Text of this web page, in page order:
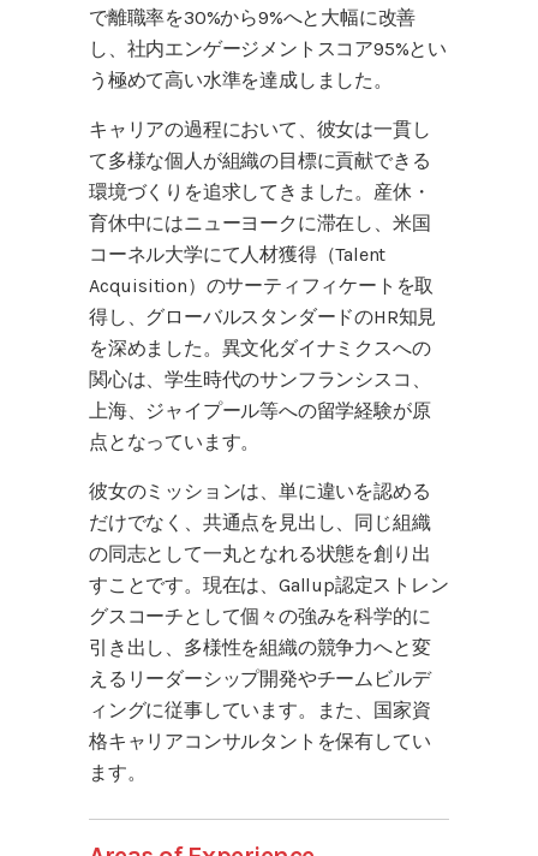
で離職率を30%から9%へと大幅に改善
し、社内エンゲージメントスコア95%とい
う極めて高い水準を達成しました。
キャリアの過程において、彼女は一貫し
て多様な個人が組織の目標に貢献できる
環境づくりを追求してきました。産休・
育休中にはニューヨークに滞在し、米国
コーネル大学にて人材獲得（Talent
Acquisition）のサーティフィケートを取
得し、グローバルスタンダードのHR知見
を深めました。異文化ダイナミクスへの
関心は、学生時代のサンフランシスコ、
上海、ジャイプール等への留学経験が原
点となっています。
彼女のミッションは、単に違いを認める
だけでなく、共通点を見出し、同じ組織
の同志として一丸となれる状態を創り出
すことです。現在は、Gallup認定ストレン
グスコーチとして個々の強みを科学的に
引き出し、多様性を組織の競争力へと変
えるリーダーシップ開発やチームビルデ
ィングに従事しています。また、国家資
格キャリアコンサルタントを保有してい
ます。